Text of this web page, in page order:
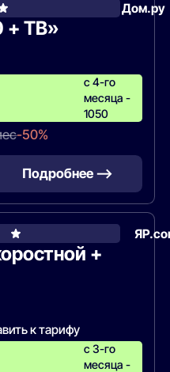
Дом.ру
+ ТВ»
с 4-го
месяца -
1050
-50%
Подробнее —>
+
к тарифу
с 3-го
месяца -